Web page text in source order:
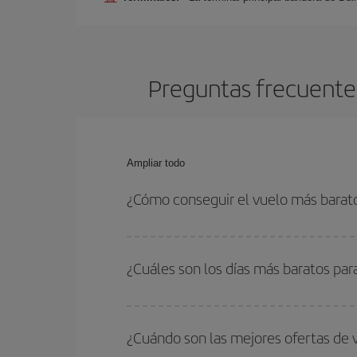
Preguntas
Ampliar todo
¿Cómo conseguir el vuelo más
las fechas y horarios de ida y vuelta.
¿Cuáles son los días más baratos
quieres ir y en qué fechas habías pensado
para que puedas encontrar la mejor oferta.
¿Cuándo son las mejores ofertas de